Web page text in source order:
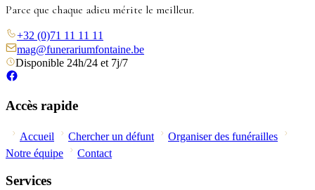
Parce que chaque adieu mérite le meilleur.
+32 (0)71 11 11 11
mag@funerariumfontaine.be
Disponible 24h/24 et 7j/7
Accès rapide
Accueil Chercher un défunt
Organiser des funérailles
Notre équipe
Contact
Services